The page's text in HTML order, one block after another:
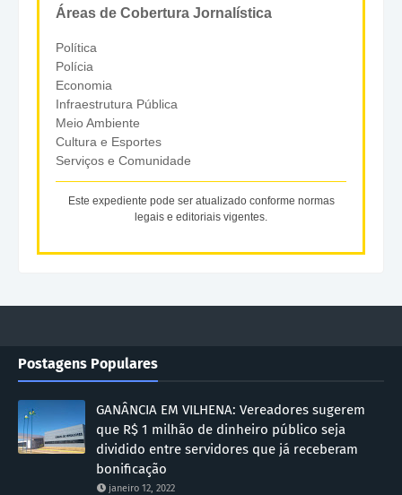
Áreas de Cobertura Jornalística
Política
Polícia
Economia
Infraestrutura Pública
Meio Ambiente
Cultura e Esportes
Serviços e Comunidade
Este expediente pode ser atualizado conforme normas
legais e editoriais vigentes.
Postagens Populares
GANÂNCIA EM VILHENA: Vereadores sugerem
que R$ 1 milhão de dinheiro público seja
dividido entre servidores que já receberam
bonificação
janeiro 12, 2022